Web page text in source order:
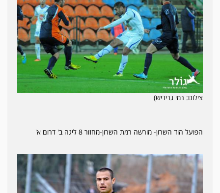
צילום: רמי גרידיש)
הפועל הוד השרון- מורשה רמת השרון-מחזור 8 ליגה ב' דרום א'